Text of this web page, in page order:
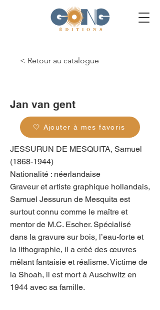
< Retour au catalogue
Jan van gent
🤍 Ajouter à mes favoris
JESSURUN DE MESQUITA, Samuel
(1868-1944)
Nationalité : néerlandaise
Graveur et artiste graphique hollandais,
Samuel Jessurun de Mesquita est
surtout connu comme le maître et
mentor de M.C. Escher. Spécialisé
dans la gravure sur bois, l’eau-forte et
la lithographie, il a créé des œuvres
mêlant fantaisie et réalisme. Victime de
la Shoah, il est mort à Auschwitz en
1944 avec sa famille.